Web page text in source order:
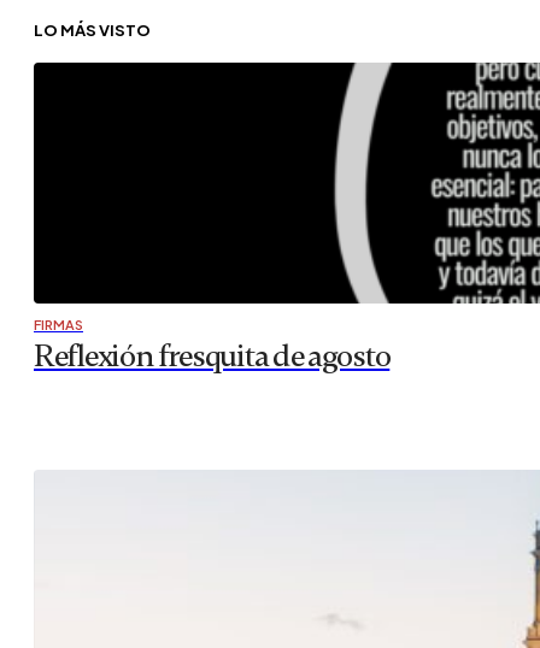
LO MÁS VISTO
FIRMAS
Reflexión fresquita de agosto